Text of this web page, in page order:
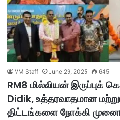
VM Staff June 29, 2025 645
RM8 மில்லியன்
Didik, உத்தரவாதமான
திட்டங்களை நோக்கி